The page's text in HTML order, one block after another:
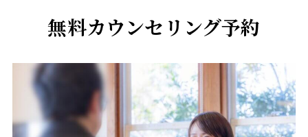
無料カウンセリング予約